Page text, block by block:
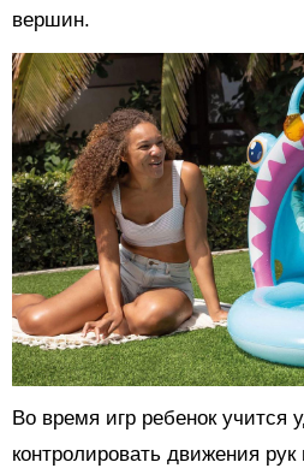
вершин.
Во время игр ребенок учится
контролировать движения рук